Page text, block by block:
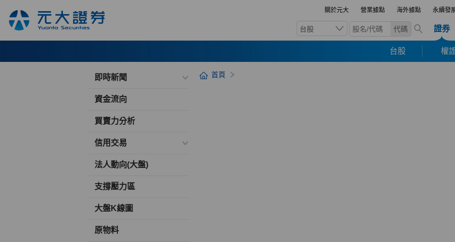
關於元大 營業據點 海外據點 永續發
台股 代碼 證券
台股 權
即時新聞
資金流向
買賣力分析
信用交易
法人動向(大盤)
支撐壓力區
大盤K線圖
原物料
首頁